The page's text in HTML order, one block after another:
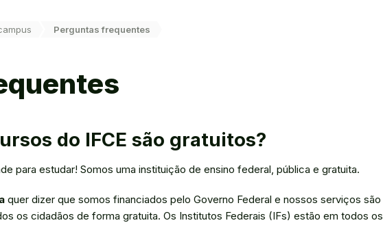
Perguntas frequentes
do IFCE são gratuitos?
para estudar! Somos uma instituição de ensino federal, pública e gratuita.
quer dizer que somos financiados pelo Governo Federal e nossos serviços são
os cidadãos de forma gratuita. Os Institutos Federais (IFs) estão em todos os